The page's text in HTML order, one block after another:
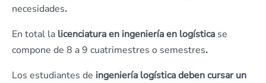
necesidades.
En total la licenciatura en ingeniería en logística se
compone de 8 a 9 cuatrimestres o semestres.
Los estudiantes de ingeniería logísticadeben cursar un